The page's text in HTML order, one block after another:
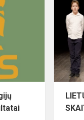
technologijų
KINGS
olimpiados
rezultatai